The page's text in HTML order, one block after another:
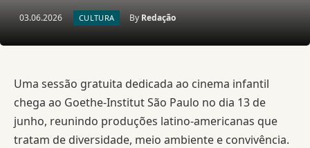
03.06.2026 CULTURA By Redação
Uma sessão gratuita dedicada ao cinema infantil
chega ao Goethe-Institut São Paulo no dia 13 de
junho, reunindo produções latino-americanas que
tratam de diversidade, meio ambiente e convivência.